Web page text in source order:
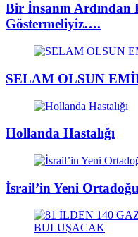
Bir İnsanın Ardından
Göstermeliyiz….
SELAM OLSUN
Hollanda Hastalığı
İsrail’in Yeni